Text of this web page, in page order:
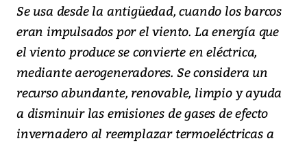
Se usa desde la antigüedad, cuando los barcos
eran impulsados por el viento. La energía que
el viento produce se convierte en eléctrica,
mediante aerogeneradores. Se considera un
recurso abundante, renovable, limpio y ayuda
a disminuir las emisiones de gases de efecto
invernadero al reemplazar termoeléctricas a